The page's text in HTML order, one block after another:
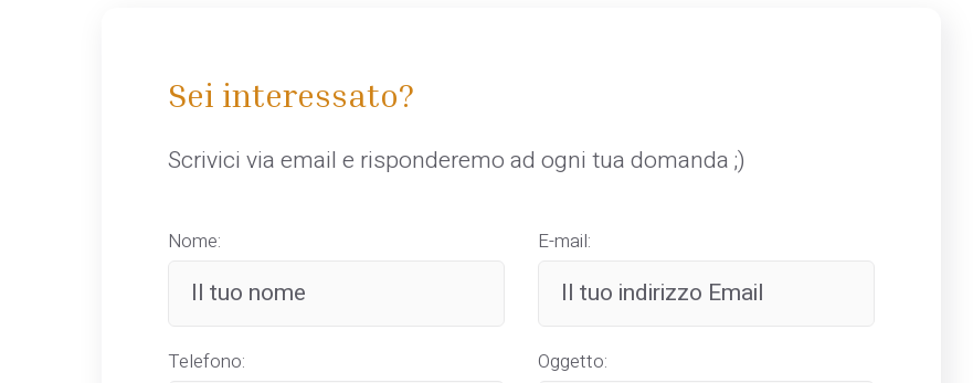
Sei interessato?
Scrivici via email e risponderemo ad ogni tua domanda ;)
Nome: E-mail:
Telefono: Oggetto: